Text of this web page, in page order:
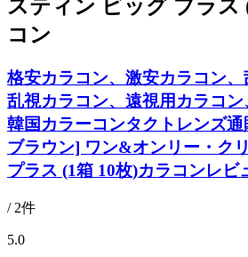
スティン ビッグ プラス
コン
格安カラコン、激安カラコン、
乱視カラコン、遠視用カラコン
韓国カラーコンタクトレンズ
ブラウン] ワン&オンリー・ク
プラス (1箱 10枚)カラコンレビ
/ 2件
5.0